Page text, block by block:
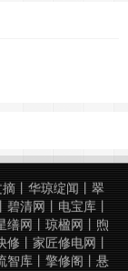
丨 华琼绽闻 丨 翠
丨 碧清网 丨 电宝库 丨
缮网 丨 琼楹网 丨 煦
修 丨 家匠修电网 丨
智库 丨 擎修阁 丨 悬